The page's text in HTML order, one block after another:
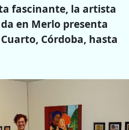
fascinante, la artista
en Merlo presenta
Córdoba, hasta